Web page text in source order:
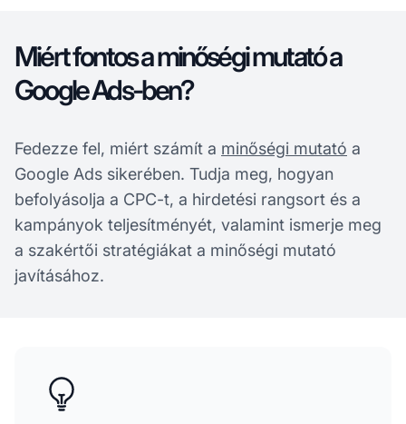
Miért fontos a minőségi mutató a
Google Ads-ben?
Fedezze fel, miért számít a minőségi mutató a
Google Ads sikerében. Tudja meg, hogyan
befolyásolja a CPC-t, a hirdetési rangsort és a
kampányok teljesítményét, valamint ismerje meg
a szakértői stratégiákat a minőségi mutató
javításához.